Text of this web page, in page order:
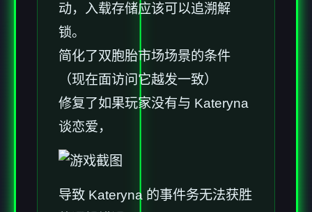
动，入载存储应该可以追溯解
锁。
简化了双胞胎市场场景的条件
（现在面访问它越发一致）
修复了如果玩家没有与 Kateryna
谈恋爱，
导致 Kateryna 的事件务无法获胜